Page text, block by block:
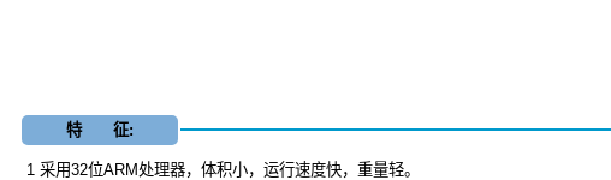
特 征:
1 采用32位ARM处理器，体积小，运行速度快，重量轻。